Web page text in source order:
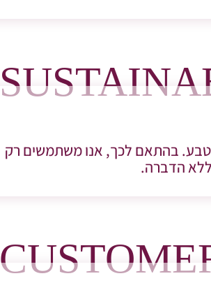
הטבע. בהתאם לכך, אנו משתמשים רק